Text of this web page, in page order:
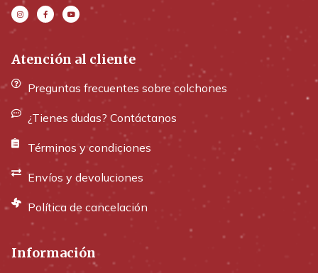
Atención al cliente
Preguntas frecuentes sobre colchones
¿Tienes dudas? Contáctanos
Términos y condiciones
Envíos y devoluciones
Política de cancelación
Información